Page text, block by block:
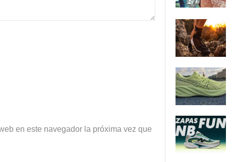
en este navegador la próxima vez que